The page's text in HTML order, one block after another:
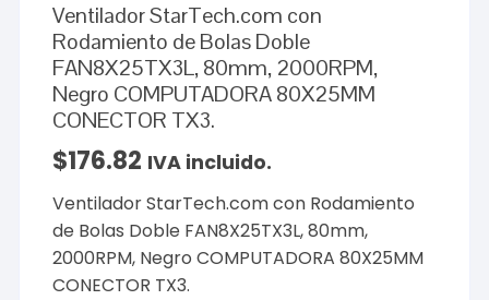
Ventilador StarTech.com con
Rodamiento de Bolas Doble
FAN8X25TX3L, 80mm, 2000RPM,
Negro COMPUTADORA 80X25MM
CONECTOR TX3.
$176.82 IVA incluido.
Ventilador StarTech.com con Rodamiento
de Bolas Doble FAN8X25TX3L, 80mm,
2000RPM, Negro COMPUTADORA 80X25MM
CONECTOR TX3.